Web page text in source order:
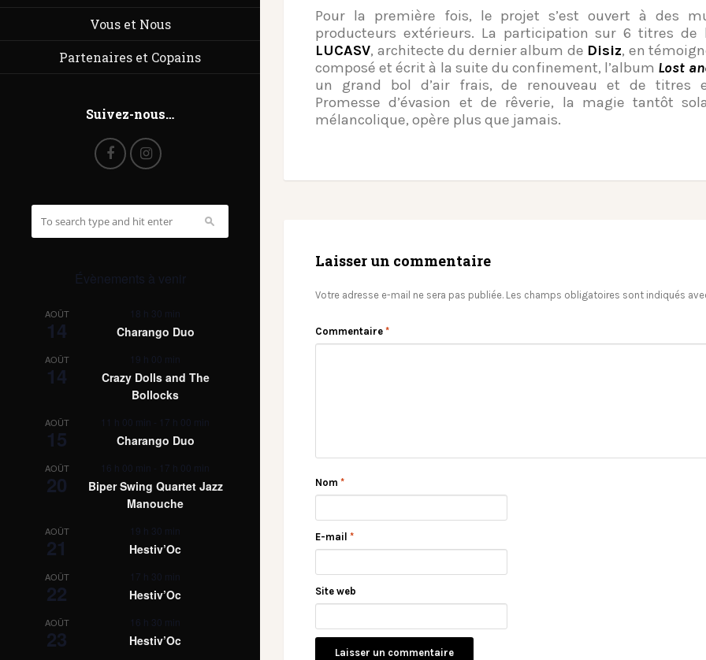
Vous et Nous
Partenaires et Copains
Suivez-nous…
Évènements à venir
AOÛT
14
18 h 30 min
Charango Duo
AOÛT
14
19 h 00 min
Crazy Dolls and The
Bollocks
AOÛT
15
11 h 00 min - 17 h 00 min
Charango Duo
AOÛT
20
16 h 00 min - 17 h 00 min
Biper Swing Quartet Jazz
Manouche
AOÛT
21
19 h 30 min
Hestiv’Oc
AOÛT
22
17 h 30 min
Hestiv’Oc
AOÛT
23
16 h 30 min
Hestiv’Oc
Pour la première fois, le projet s’est ouvert à des
producteurs extérieurs. La participation sur 6 titres de
LUCASV, architecte du dernier album de Disiz, en
composé et écrit à la suite du confinement, l’album Lost
un grand bol d’air frais, de renouveau et de titres
Promesse d’évasion et de rêverie, la magie tantôt
mélancolique, opère plus que jamais.
Laisser un commentaire
Votre adresse e-mail ne sera pas publiée. Les champs obligatoires sont indiqués
Commentaire *
Nom *
E-mail *
Site web